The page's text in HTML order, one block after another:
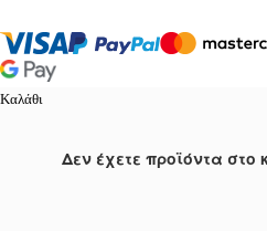
Καλάθι
Δεν έχετε προϊόντα